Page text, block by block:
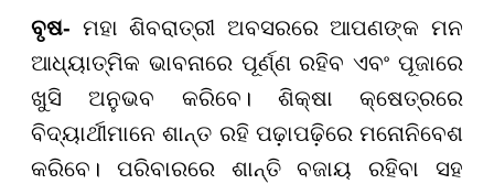
ବୃଷ- ମହା ଶିବରାତ୍ରୀ ଅବସରରେ ଆପଣଙ୍କ ମନ
ଆଧ୍ୟାତ୍ମିକ ଭାବନାରେ ପୂର୍ଣ୍ଣ ରହିବ ଏବଂ ପୂଜାରେ
ଖୁସି ଅନୁଭବ କରିବେ। ଶିକ୍ଷା କ୍ଷେତ୍ରରେ
ବିଦ୍ୟାର୍ଥୀମାନେ ଶାନ୍ତ ରହି ପଢ଼ାପଢ଼ିରେ ମନୋନିବେଶ
କରିବେ। ପରିବାରରେ ଶାନ୍ତି ବଜାୟ ରହିବା ସହ